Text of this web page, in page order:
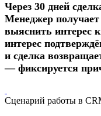
Через 30 дней
Менеджер получает
выяснить интерес
интерес
и сделка
— фиксируется
Сценарий работы в